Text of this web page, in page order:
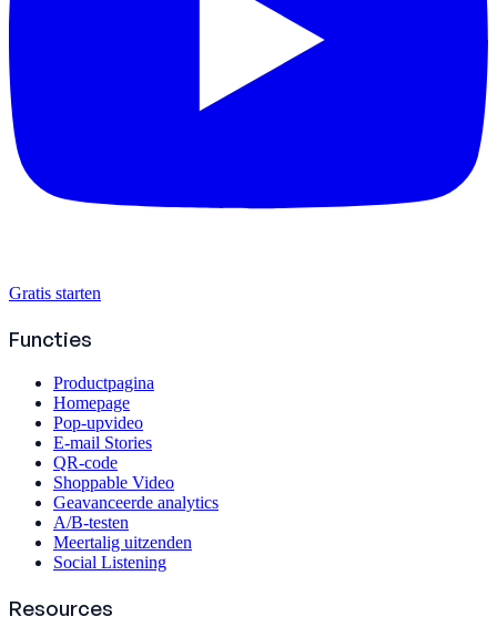
Gratis starten
Functies
Productpagina
Homepage
Pop-upvideo
E-mail Stories
QR-code
Shoppable Video
Geavanceerde analytics
A/B-testen
Meertalig uitzenden
Social Listening
Resources